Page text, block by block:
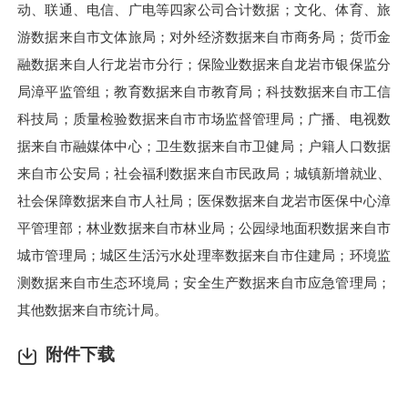
动、联通、电信、广电等四家公司合计数据；文化、体育、旅
游数据来自市文体旅局；对外经济数据来自市商务局；货币金
融数据来自人行龙岩市分行；保险业数据来自龙岩市银保监分
局漳平监管组；教育数据来自市教育局；科技数据来自市工信
科技局；质量检验数据来自市市场监督管理局；广播、电视数
据来自市融媒体中心；卫生数据来自市卫健局；户籍人口数据
来自市公安局；社会福利数据来自市民政局；城镇新增就业、
社会保障数据来自市人社局；医保数据来自龙岩市医保中心漳
平管理部；林业数据来自市林业局；公园绿地面积数据来自市
城市管理局；城区生活污水处理率数据来自市住建局；环境监
测数据来自市生态环境局；安全生产数据来自市应急管理局；
其他数据来自市统计局。
附件下载